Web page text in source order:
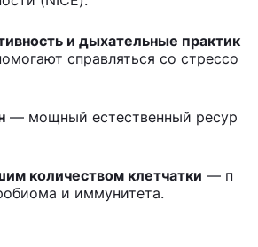
и дыхательные практик
справляться со стрессо
— мощный естественный ресур
количеством клетчатки — п
и иммунитета.